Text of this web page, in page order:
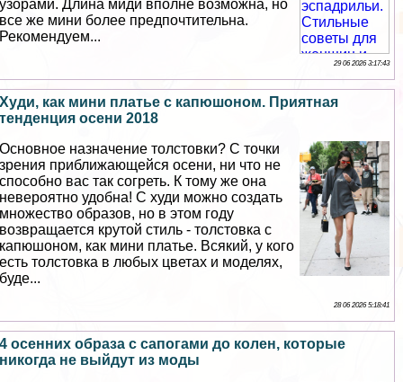
узорами. Длина миди вполне возможна, но
все же мини более предпочтительна.
Рекомендуем...
29 06 2026 3:17:43
Худи, как мини платье с капюшоном. Приятная
тенденция осени 2018
Основное назначение толстовки? С точки
зрения приближающейся осени, ни что не
способно вас так согреть. К тому же она
невероятно удобна! С худи можно создать
множество образов, но в этом году
возвращается крутой стиль - толстовка с
капюшоном, как мини платье. Всякий, у кого
есть толстовка в любых цветах и моделях,
буде...
28 06 2026 5:18:41
4 осенних образа с сапогами до колен, которые
никогда не выйдут из моды